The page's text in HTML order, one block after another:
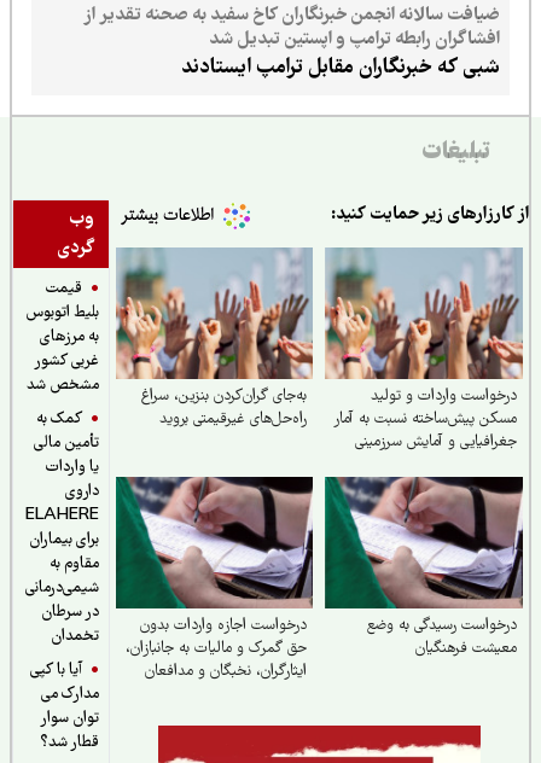
ضیافت سالانه انجمن خبرنگاران کاخ سفید به صحنه تقدیر از
افشاگران رابطه ترامپ و اپستین تبدیل شد
شبی که خبرنگاران مقابل ترامپ ایستادند
تبلیغات
وب
گردی
قیمت
بلیط اتوبوس
به مرزهای
غربی کشور
مشخص شد
کمک به
تأمین مالی
یا واردات
داروی
ELAHERE
برای بیماران
مقاوم به
شیمی‌درمانی
در سرطان
تخمدان
آیا با کپی
مدارک می
توان سوار
قطار شد؟
زیر حمایت کنید:
واردات و تولید
پیش‌ساخته نسبت به آمار
و آمایش سرزمینی
به‌جای گران‌کردن بنزین، سراغ
راه‌حل‌های غیرقیمتی بروید
رسیدگی به وضع
فرهنگیان
درخواست اجازه واردات بدون
حق گمرک و مالیات به جانبازان،
ایثارگران، نخبگان و مدافعان